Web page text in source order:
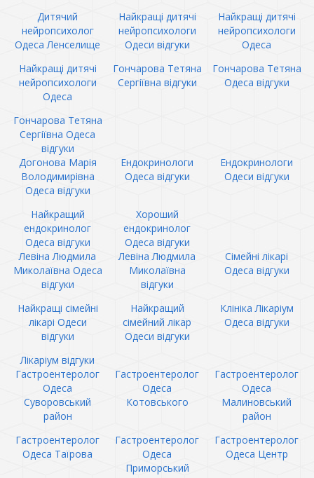
Дитячий
нейропсихолог
Одеса Ленселище
Найкращі дитячі
нейропсихологи
Одеси відгуки
Найкращі дитячі
нейропсихологи
Одеса
Найкращі дитячі
нейропсихологи
Одеса
Гончарова Тетяна
Сергіївна відгуки
Гончарова Тетяна
Одеса відгуки
Гончарова Тетяна
Сергіївна Одеса
відгуки
Догонова Марія
Володимирівна
Одеса відгуки
Ендокринологи
Одеса відгуки
Ендокринологи
Одеси відгуки
Найкращий
ендокринолог
Одеса відгуки
Хороший
ендокринолог
Одеса відгуки
Левіна Людмила
Миколаївна Одеса
відгуки
Левіна Людмила
Миколаївна
відгуки
Сімейні лікарі
Одеса відгуки
Найкращі сімейні
лікарі Одеси
відгуки
Найкращий
сімейний лікар
Одеси відгуки
Клініка Лікаріум
Одеса відгуки
Лікаріум відгуки
Гастроентеролог
Одеса
Суворовський
район
Гастроентеролог
Одеса
Котовського
Гастроентеролог
Одеса
Малиновський
район
Гастроентеролог
Одеса Таїрова
Гастроентеролог
Одеса
Приморський
Гастроентеролог
Одеса Центр